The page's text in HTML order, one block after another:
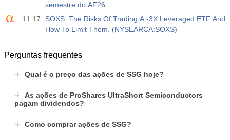
semestre do AF26
11.17
SOXS: The Risks Of Trading A -3X Leveraged ETF And
How To Limit Them. (NYSEARCA:SOXS)
Perguntas frequentes
Qual é o preço das ações de SSG hoje?
As ações de ProShares UltraShort Semiconductors
pagam dividendos?
Como comprar ações de SSG?